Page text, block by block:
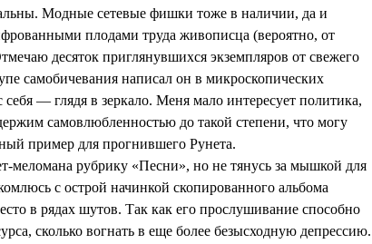
Модные сетевые фишки тоже в наличии, да и
плодами труда живописца (вероятно, от
десяток приглянувшихся экземпляров от свежего
самобичевания написал он в микроскопических
— глядя в зеркало. Меня мало интересует политика,
самовлюбленностью до такой степени, что могу
пример для прогнившего Рунета.
меломана рубрику «Песни», но не тянусь за мышкой для
с острой начинкой скопированного альбома
в рядах шутов. Так как его прослушивание способно
сколько вогнать в еще более безысходную депрессию.